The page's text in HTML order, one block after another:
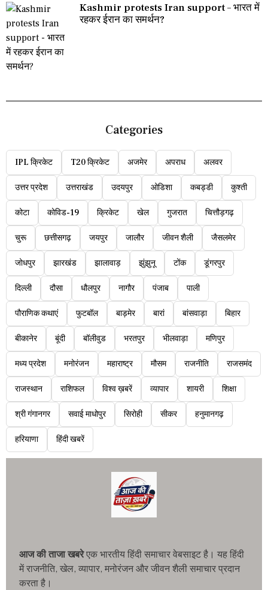
Kashmir protests Iran support – भारत में
रहकर ईरान का समर्थन?
Categories
IPL क्रिकेट T20 क्रिकेट अजमेर अपराध अलवर
उत्तर प्रदेश उत्तराखंड उदयपुर ओडिशा कबड्डी कुश्ती
कोटा कोविड-19 क्रिकेट खेल गुजरात चित्तौड़गढ़
चुरू छत्तीसगढ़ जयपुर जालौर जीवन शैली जैसलमेर
जोधपुर झारखंड झालावाड़ झुंझुनू टोंक डूंगरपुर
दिल्ली दौसा धौलपुर नागौर पंजाब पाली
पौराणिक कथाएं फुटबॉल बाड़मेर बारां बांसवाड़ा बिहार
बीकानेर बूंदी बॉलीवुड भरतपुर भीलवाड़ा मणिपुर
मध्य प्रदेश मनोरंजन महाराष्ट्र मौसम राजनीति राजसमंद
राजस्थान राशिफल विश्व ख़बरें व्यापार शायरी शिक्षा
श्री गंगानगर सवाई माधोपुर सिरोही सीकर हनुमानगढ़
हरियाणा हिंदी खबरें
आज की ताजा खबरेएक भारतीय हिंदी समाचार वेबसाइट है। यह हिंदी
में राजनीति, खेल, व्यापार, मनोरंजन और जीवन शैली समाचार प्रदान
करता है।